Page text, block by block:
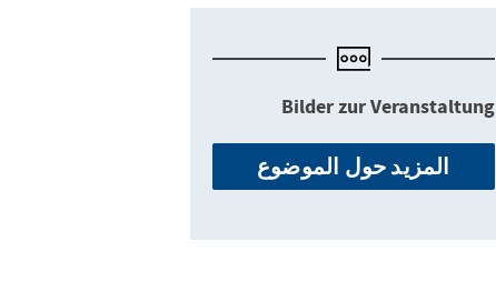
Bilder zur Veranstaltung
المزيد حول الموضوع